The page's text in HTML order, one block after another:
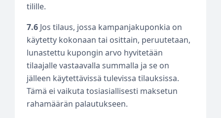
tilille.
7.6 Jos tilaus, jossa kampanjakuponkia on
käytetty kokonaan tai osittain, peruutetaan,
lunastettu kupongin arvo hyvitetään
tilaajalle vastaavalla summalla ja se on
jälleen käytettävissä tulevissa tilauksissa.
Tämä ei vaikuta tosiasiallisesti maksetun
rahamäärän palautukseen.